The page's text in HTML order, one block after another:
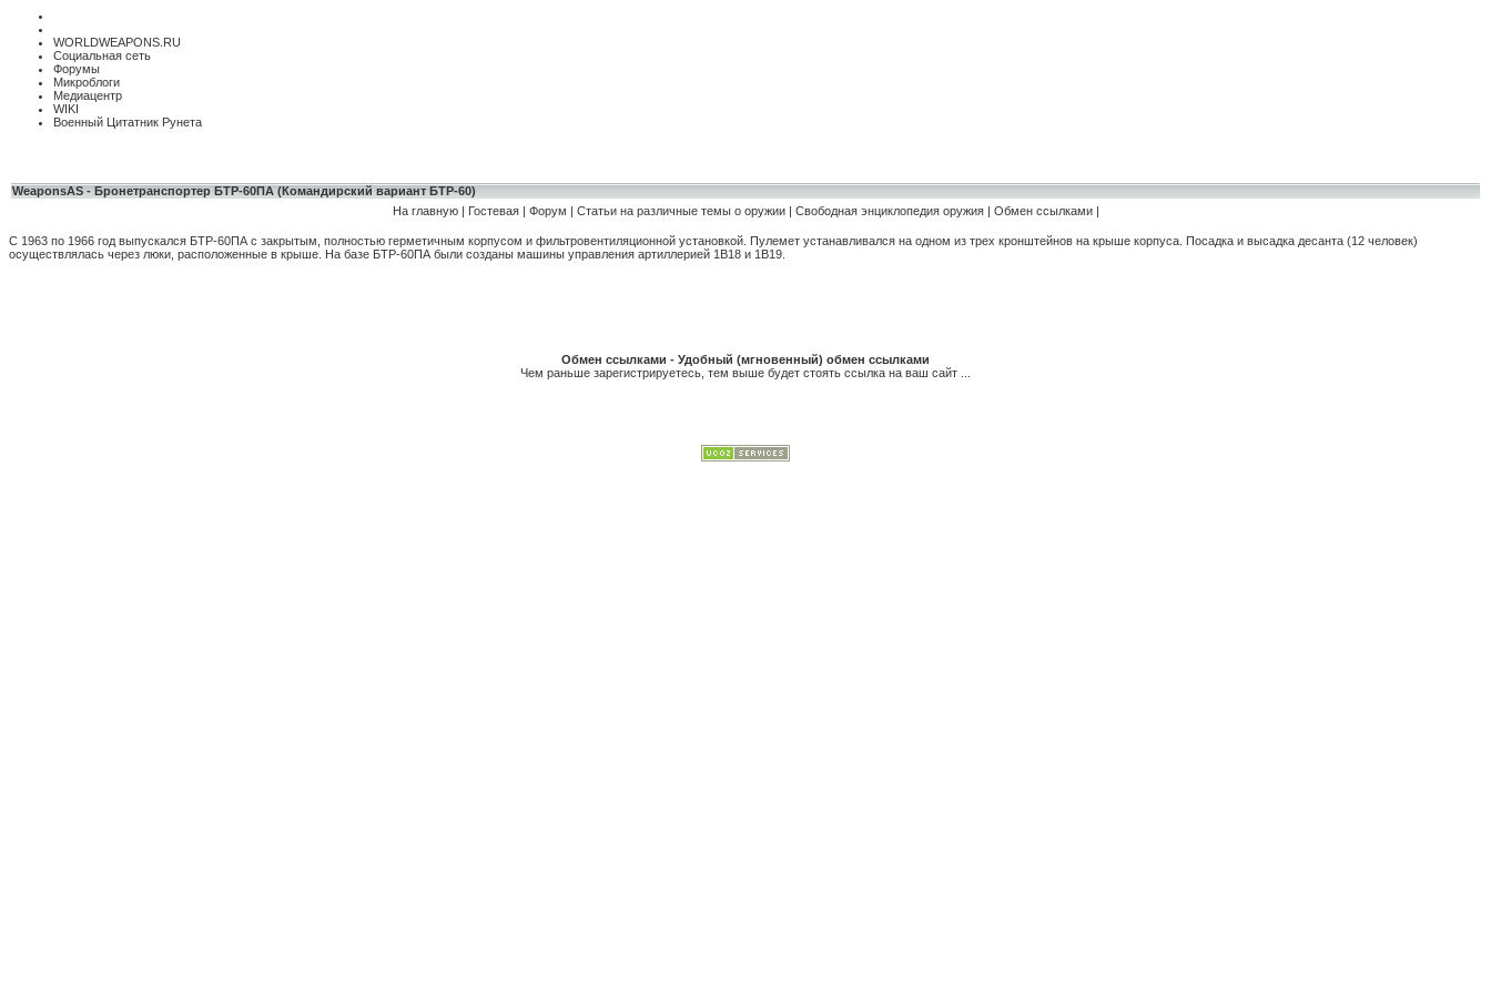
WORLDWEAPONS.RU
Социальная сеть
Форумы
Микроблоги
Медиацентр
WIKI
Военный Цитатник Рунета
WeaponsAS - Бронетранспортер БТР-60ПА (Командирский вариант БТР-60)
На главную| Гостевая| Форум | Статьи на различные темы о оружии | Свободная энциклопедия оружия| Обмен ссылками|
С 1963 по 1966 год выпускался БТР-60ПА с закрытым, полностью герметичным корпусом и фильтровентиляционной установкой. Пулемет устанавливался на одном из трех кронштейнов на крыше корпуса. Посадка и высадка десанта (12 человек)
осуществлялась через люки, расположенные в крыше. На базе БТР-60ПА были созданы машины управления артиллерией 1В18 и 1В19.
Обмен ссылками - Удобный (мгновенный) обмен ссылками
Чем раньше зарегистрируетесь, тем выше будет стоять ссылка на ваш сайт ...